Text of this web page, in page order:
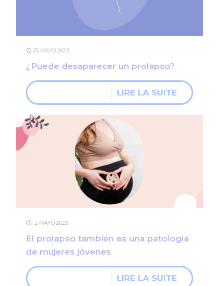
25 MAYO 2023
¿Puede desaparecer un prolapso?
LIRE LA SUITE
12 MAYO 2023
El prolapso también es una patología
de mujeres jóvenes
LIRE LA SUITE